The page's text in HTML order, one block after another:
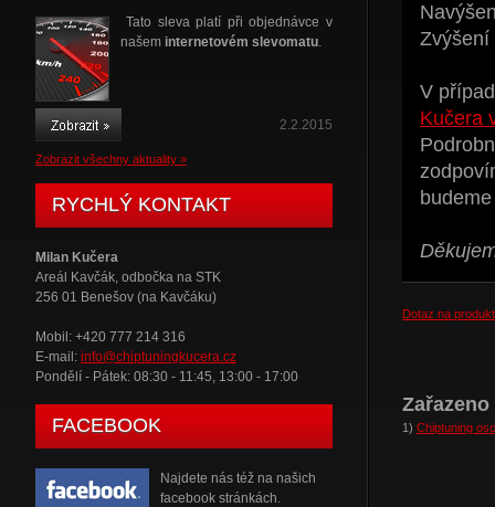
Tato sleva platí při objednávce v
našem internetovém slevomatu.
2.2.2015
Zobrazit všechny aktuality »
RYCHLÝ KONTAKT
Milan Kučera
Areál Kavčák, odbočka na STK
256 01 Benešov (na Kavčáku)
Mobil: +420 777 214 316
E-mail: info@chiptuningkucera.cz
Pondělí - Pátek: 08:30 - 11:45, 13:00 - 17:00
FACEBOOK
Najdete nás též na našich
facebook stránkách.
Zvýšení
V
Kučera
Dotaz na produkt
1) Chiptuning